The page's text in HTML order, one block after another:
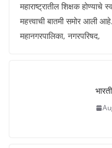
महाराष्ट्रातील शिक्षक होण्याचे
महत्त्वाची बातमी समोर आली
महानगरपालिका, नगरपरिषद,